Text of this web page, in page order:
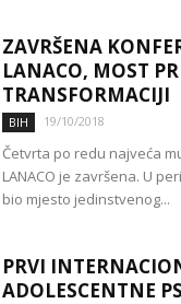
ZAVRŠENA
LANACO, MOST
TRANSFORMACIJI
BIH 19/10/2018
Četvrta po redu najveća
LANACO je završena. U
bio mjesto jedinstvenog...
PRVI
ADOLESCENTNE